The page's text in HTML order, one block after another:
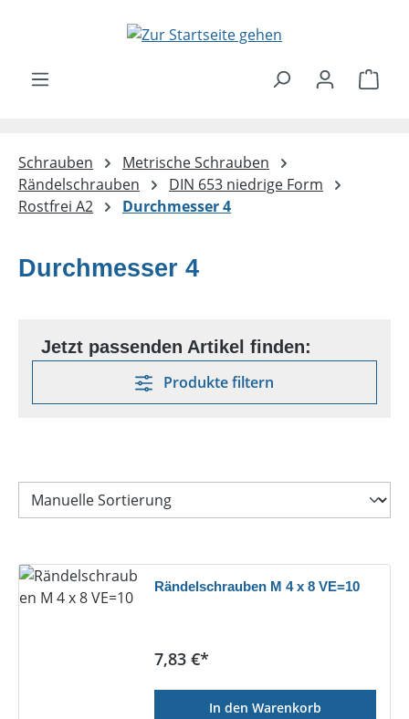
Zum Hauptinhalt springen
Schrauben
Metrische Schrauben
Rändelschrauben
DIN 653 niedrige Form
Rostfrei A2
Durchmesser 4
Durchmesser 4
Produkte filtern
Rändelschrauben M 4 x 8 VE=10
Regulärer Preis:
7,83 €*
In den Warenkorb